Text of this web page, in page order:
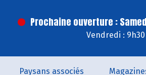
Prochaine ouverture :
Vendredi :
Paysans associés